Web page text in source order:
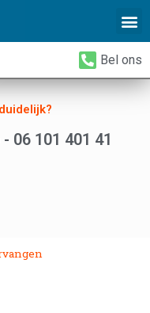
Bel ons
06 101 401 41